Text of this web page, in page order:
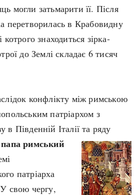
могли затьмарити її. Після
перетворилась в Крабовидну
знаходиться зірка-
до Землі складає 6 тисяч
конфлікту між римською
патріархом з
Південній Італії та ряду
папа римський
патріарха
свою чергу,